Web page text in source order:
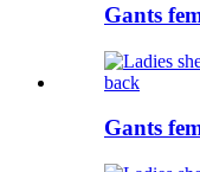
Gants
Gants